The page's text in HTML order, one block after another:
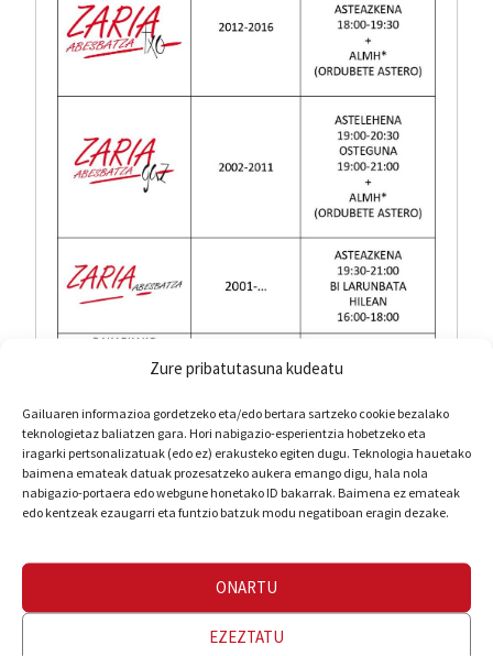
Zure pribatutasuna kudeatu
Gailuaren informazioa gordetzeko eta/edo bertara sartzeko cookie bezalako
teknologietaz baliatzen gara. Hori nabigazio-esperientzia hobetzeko eta
iragarki pertsonalizatuak (edo ez) erakusteko egiten dugu. Teknologia hauetako
baimena emateak datuak prozesatzeko aukera emango digu, hala nola
nabigazio-portaera edo webgune honetako ID bakarrak. Baimena ez emateak
edo kentzeak ezaugarri eta funtzio batzuk modu negatiboan eragin dezake.
ONARTU
EZEZTATU
Abestearen Onurak eta Zariaren Baloreak
child
Kolaborazioak
Datozen emanaldiak
Newsletter
Matrikula formularioa
bidali edo zuzenean ekarri:
Formularioa deskargatu